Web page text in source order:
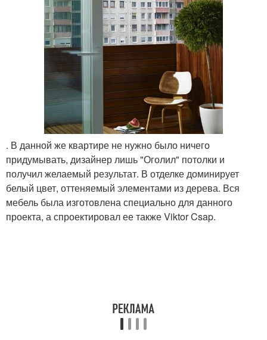
. В данной же квартире не нужно было ничего
придумывать, дизайнер лишь "Оголил" потолки и
получил желаемый результат. В отделке доминирует
белый цвет, оттеняемый элементами из дерева. Вся
мебель была изготовлена специально для данного
проекта, а спроектировал ее также Viktor Csap.